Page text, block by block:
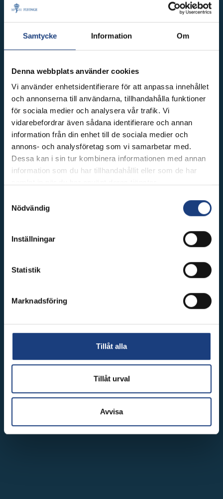
Samtycke Information Om
Denna webbplats använder cookies
Vi använder enhetsidentifierare för att anpassa innehållet
och annonserna till användarna, tillhandahålla funktioner
för sociala medier och analysera vår trafik. Vi
vidarebefordrar även sådana identifierare och annan
information från din enhet till de sociala medier och
annons- och analysföretag som vi samarbetar med.
Dessa kan i sin tur kombinera informationen med annan
information som du har tillhandahållit eller som de har
Nödvändig
Inställningar
Statistik
Marknadsföring
Tillåt alla
Tillåt urval
Avvisa
Vi utbildar nästa generation inom ridsporten